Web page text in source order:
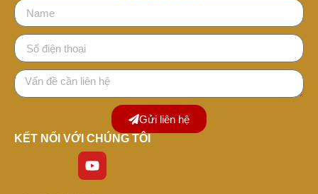
Gửi liên hệ
KẾT NỐI VỚI CHÚNG TÔI